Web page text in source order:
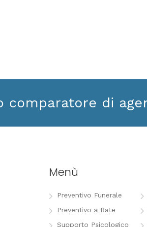
comparatore di
Menù
Preventivo Funerale
Preventivo a Rate
Supporto Psicologico